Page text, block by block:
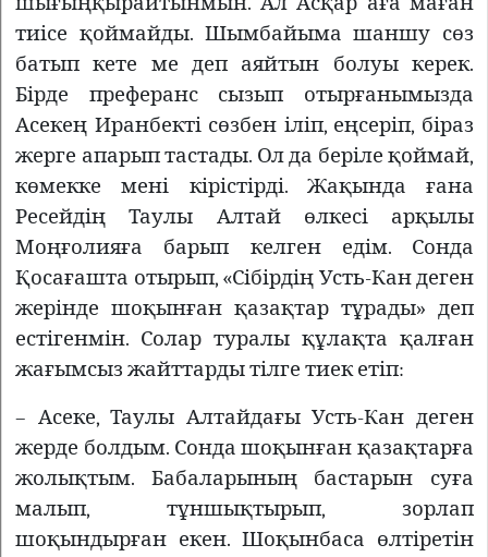
тиісе қоймайды. Шымбайыма шаншу сөз
батып кете ме деп аяйтын болуы керек.
Бірде преферанс сызып отырғанымызда
Асекең Иранбекті сөзбен іліп, еңсеріп, біраз
жерге апарып тастады. Ол да беріле қоймай,
көмекке мені кірістірді. Жақында ғана
Ресейдің Таулы Алтай өлкесі арқылы
Моңғолияға барып келген едім. Сонда
Қосағашта отырып, «Сібірдің Усть-Кан деген
жерінде шоқынған қазақтар тұрады» деп
естігенмін. Солар туралы құлақта қалған
жағымсыз жайттарды тілге тиек етіп:
– Асеке, Таулы Алтайдағы Усть-Кан деген
жерде болдым. Сонда шоқынған қазақтарға
жолықтым. Бабаларының бастарын суға
малып, тұншықтырып, зорлап
шоқындырған екен. Шоқынбаса өлтіретін